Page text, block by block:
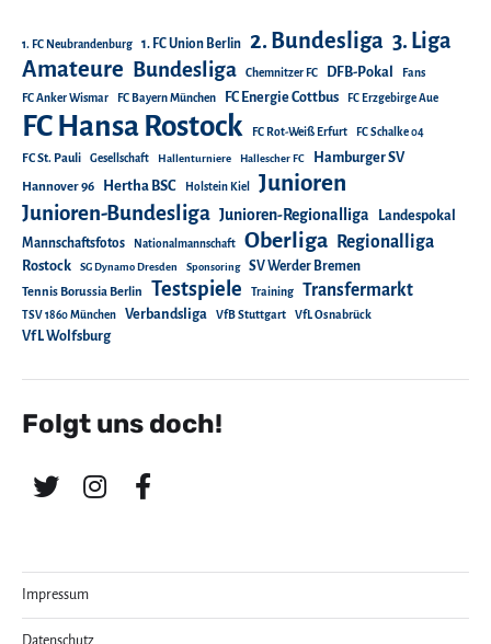
1. FC Neubrandenburg 1. FC Union Berlin 2. Bundesliga 3. Liga
Amateure Bundesliga Chemnitzer FC DFB-Pokal Fans
FC Anker Wismar FC Bayern München FC Energie Cottbus FC Erzgebirge Aue
FC Hansa Rostock FC Rot-Weiß Erfurt FC Schalke 04
FC St. Pauli Gesellschaft Hallenturniere Hallescher FC Hamburger SV
Hannover 96 Hertha BSC Holstein Kiel Junioren
Junioren-Bundesliga Junioren-Regionalliga
Landespokal
Mannschaftsfotos
Nationalmannschaft Oberliga Regionalliga
Rostock SG Dynamo Dresden Sponsoring SV Werder Bremen
Tennis Borussia Berlin Testspiele Training Transfermarkt
TSV 1860 München Verbandsliga VfB Stuttgart VfL Osnabrück
VfL Wolfsburg
Folgt uns doch!
Impressum
Datenschutz